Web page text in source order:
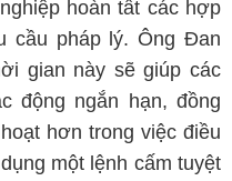
hoàn tất các hợp
cầu pháp lý. Ông Đan
gian này sẽ giúp các
động ngắn hạn, đồng
hơn trong việc điều
một lệnh cấm tuyệt